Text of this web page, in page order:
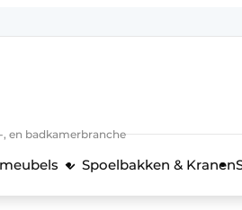
en badkamerbranche
Spoelbakken & Kranen